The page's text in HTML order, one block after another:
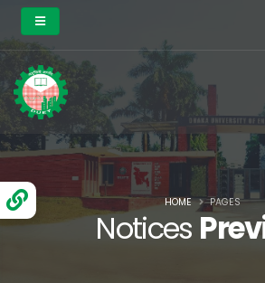
Notices
HOME PAGES